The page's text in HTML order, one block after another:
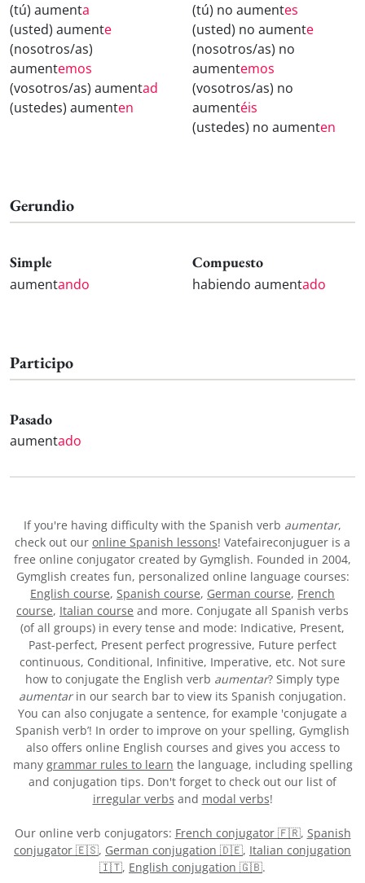
(tú) aumenta
(usted) aumente
(nosotros/as)
aumentemos
(vosotros/as) aumentad
(ustedes) aumenten
(tú) no aumentes
(usted) no aumente
(nosotros/as) no
aumentemos
(vosotros/as) no
aumentéis
(ustedes) no aumenten
Gerundio
Simple
aumentando
Compuesto
habiendo aumentado
Participo
Pasado
aumentado
If you're having difficulty with the Spanish verb aumentar,
check out our online Spanish lessons! Vatefaireconjuguer is a
free online conjugator created by Gymglish. Founded in 2004,
Gymglish creates fun, personalized online language courses:
English course, Spanish course, German course, French
course, Italian course and more. Conjugate all Spanish verbs
(of all groups) in every tense and mode: Indicative, Present,
Past-perfect, Present perfect progressive, Future perfect
continuous, Conditional, Infinitive, Imperative, etc. Not sure
how to conjugate the English verb aumentar? Simply type
aumentarin our search bar to view its Spanish conjugation.
You can also conjugate a sentence, for example 'conjugate a
Spanish verb’! In order to improve on your spelling, Gymglish
also offers online English courses and gives you access to
many grammar rules to learn the language, including spelling
and conjugation tips. Don't forget to check out our list of
irregular verbs and modal verbs!
Our online verb conjugators: French conjugator 🇫🇷, Spanish
conjugator 🇪🇸, German conjugation 🇩🇪, Italian conjugation
🇮🇹, English conjugation 🇬🇧.